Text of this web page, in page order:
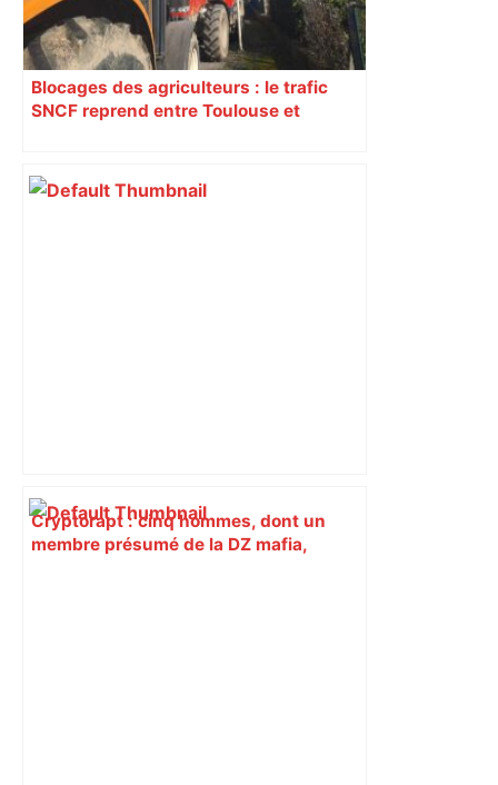
Blocages des agriculteurs : le trafic
SNCF reprend entre Toulouse et
Cryptorapt : cinq hommes, dont un
membre présumé de la DZ mafia,